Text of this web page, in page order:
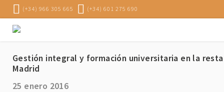
(+34) 966 305 665 (+34) 601 275 690
Gestión integral y formación universitaria en la
Madrid
25 enero 2016